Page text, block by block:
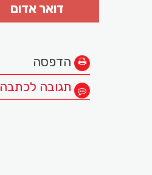
דואר אדום
הדפסה
תגובה לכתבה